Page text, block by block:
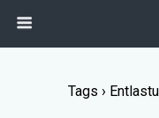
Tags ›